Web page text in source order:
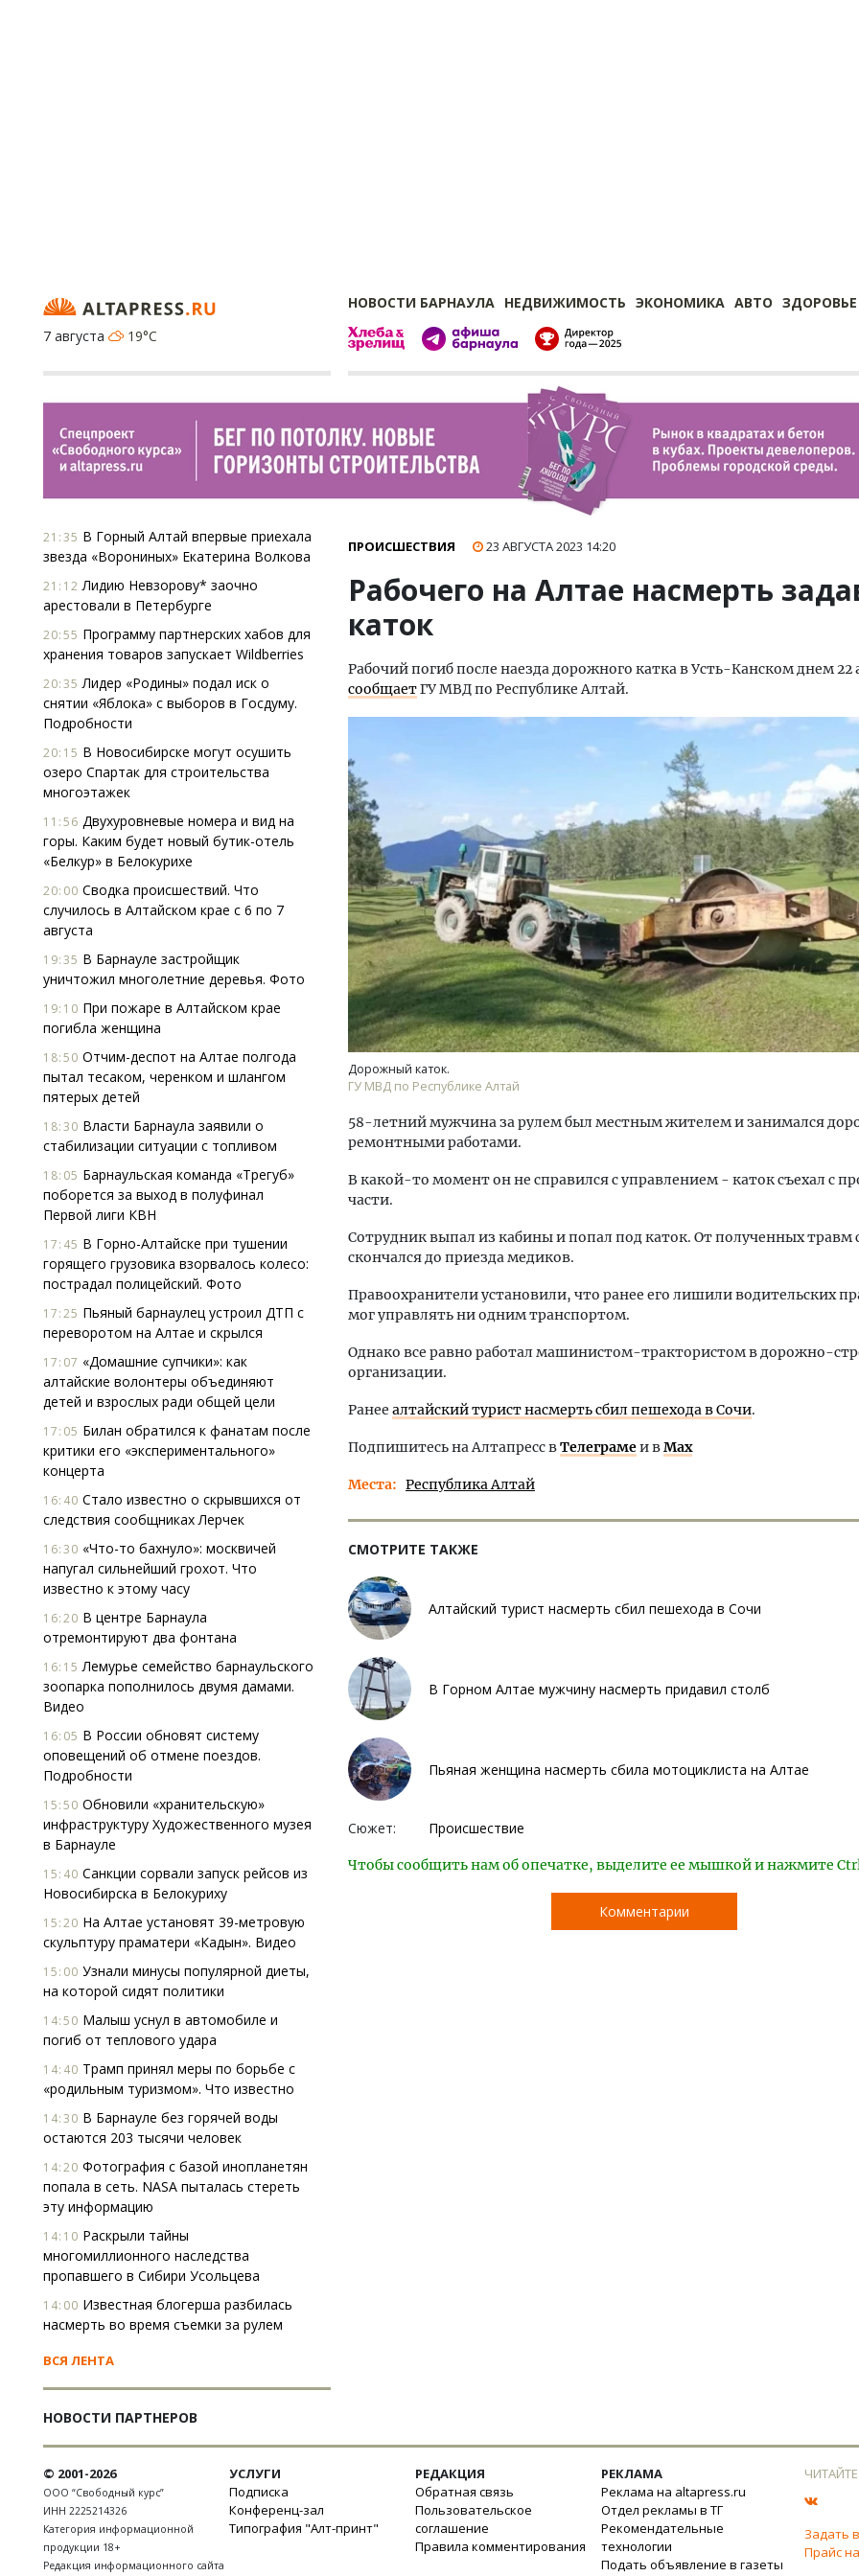
НОВОСТИ БАРНАУЛА НЕДВИЖИМОСТЬ ЭКОНОМИКА АВТО ЗДОРОВЬЕ
7 августа
19°C
21:35 В Горный Алтай впервые приехала
звезда «Ворониных» Екатерина Волкова
21:12 Лидию Невзорову* заочно
арестовали в Петербурге
20:55 Программу партнерских хабов для
хранения товаров запускает Wildberries
20:35 Лидер «Родины» подал иск о
снятии «Яблока» с выборов в Госдуму.
Подробности
20:15 В Новосибирске могут осушить
озеро Спартак для строительства
многоэтажек
11:56 Двухуровневые номера и вид на
горы. Каким будет новый бутик-отель
«Белкур» в Белокурихе
20:00 Сводка происшествий. Что
случилось в Алтайском крае с 6 по 7
августа
19:35 В Барнауле застройщик
уничтожил многолетние деревья. Фото
19:10 При пожаре в Алтайском крае
погибла женщина
18:50 Отчим-деспот на Алтае полгода
пытал тесаком, черенком и шлангом
пятерых детей
18:30 Власти Барнаула заявили о
стабилизации ситуации с топливом
18:05 Барнаульская команда «Трегуб»
поборется за выход в полуфинал
Первой лиги КВН
17:45 В Горно-Алтайске при тушении
горящего грузовика взорвалось колесо:
пострадал полицейский. Фото
17:25 Пьяный барнаулец устроил ДТП с
переворотом на Алтае и скрылся
17:07 «Домашние супчики»: как
алтайские волонтеры объединяют
детей и взрослых ради общей цели
17:05 Билан обратился к фанатам после
критики его «экспериментального»
концерта
16:40 Стало известно о скрывшихся от
следствия сообщниках Лерчек
16:30 «Что-то бахнуло»: москвичей
напугал сильнейший грохот. Что
известно к этому часу
16:20 В центре Барнаула
отремонтируют два фонтана
16:15 Лемурье семейство барнаульского
зоопарка пополнилось двумя дамами.
Видео
16:05 В России обновят систему
оповещений об отмене поездов.
Подробности
15:50 Обновили «хранительскую»
инфраструктуру Художественного музея
в Барнауле
15:40 Санкции сорвали запуск рейсов из
Новосибирска в Белокуриху
15:20 На Алтае установят 39-метровую
скульптуру праматери «Кадын». Видео
15:00 Узнали минусы популярной диеты,
на которой сидят политики
14:50 Малыш уснул в автомобиле и
погиб от теплового удара
14:40 Трамп принял меры по борьбе с
«родильным туризмом». Что известно
14:30 В Барнауле без горячей воды
остаются 203 тысячи человек
14:20 Фотография с базой инопланетян
попала в сеть. NASA пыталась стереть
эту информацию
14:10 Раскрыли тайны
многомиллионного наследства
пропавшего в Сибири Усольцева
14:00 Известная блогерша разбилась
насмерть во время съемки за рулем
ВСЯ ЛЕНТА
НОВОСТИ ПАРТНЕРОВ
ПРОИСШЕСТВИЯ 23 АВГУСТА 2023 14:20
Рабочего на Алтае насмерть
каток
Рабочий погиб после наезда дорожного катка в Усть-Канском днем 22
сообщаетГУ МВД по Республике Алтай.
Дорожный каток.
ГУ МВД по Республике Алтай
58-летний мужчина за рулем был местным жителем и занимался
ремонтными работами.
В какой-то момент он не справился с управлением - каток съехал с
части.
Сотрудник выпал из кабины и попал под каток. От полученных травм
скончался до приезда медиков.
Правоохранители установили, что ранее его лишили водительских
мог управлять ни одним транспортом.
Однако все равно работал машинистом-трактористом в дорожно-
организации.
Ранее алтайский турист насмерть сбил пешехода в Сочи.
Подпишитесь на Алтапресс вТелеграмеи вMax
Места Республика Алтай
СМОТРИТЕ ТАКЖЕ
Алтайский турист насмерть сбил пешехода в Сочи
В Горном Алтае мужчину насмерть придавил столб
Пьяная женщина насмерть сбила мотоциклиста на Алтае
Сюжет: Происшествие
Чтобы сообщить нам об опечатке, выделите ее мышкой и нажмите
Комментарии
Архитектурный код начинается с
земли. Мощение крупноформатными
плитами становится новым
стандартом благоустройства
Ищем новые берега.
«Жилищной
СТРОИТЕЛЬСТВО
© 2001-2026
ООО “Свободный курс”
ИНН 2225214326
Категория информационной
продукции 18+
Редакция информационного сайта
УСЛУГИ
Подписка
Конференц-зал
Типография "Алт-принт"
РЕДАКЦИЯ
Обратная связь
Пользовательское
соглашение
Правила комментирования
РЕКЛАМА
Реклама на altapress.ru
Отдел рекламы в ТГ
Рекомендательные
технологии
Подать объявление в газеты
Задать
Прайс